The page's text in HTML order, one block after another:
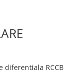
diferentiala RCCB